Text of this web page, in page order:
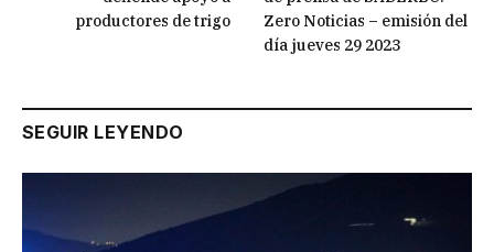
productores de trigo
Zero Noticias – emisión del
día jueves 29 2023
SEGUIR LEYENDO